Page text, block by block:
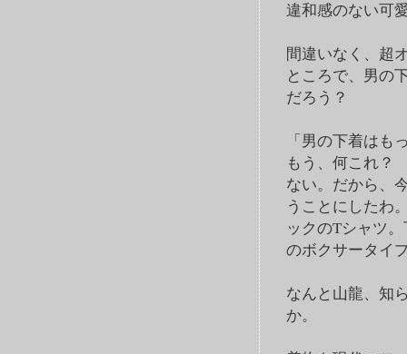
違和感のない可
間違いなく、超
ところで、男の
だろう？
「男の下着はも
もう、何これ？
ない。だから、
うことにしたわ
ックのTシャツ
のボクサータイ
なんと山龍、知
か。